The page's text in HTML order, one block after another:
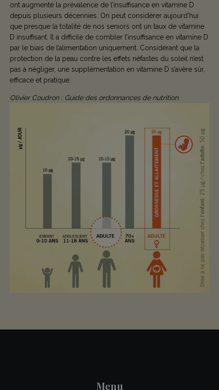
ont augmenté la prévalence de l’insuffisance en vitamine D
depuis plusieurs décennies. On peut considérer aujourd’hui
que presque la totalité de nos seniors ont un taux de vitamine
D insuffisant. Il a difficile de combler l’insuffisance en vitamine D
par le biais de l’alimentation uniquement. Considérant que la
protection de la peau contre les effets néfastes du soleil n’est
pas à négliger, une supplémentation en vitamine D s’avère sûr,
efficace et pratique.
Olivier Coudron : Guide des ordonnances de nutrition
Menu